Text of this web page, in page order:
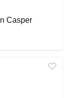
Casper